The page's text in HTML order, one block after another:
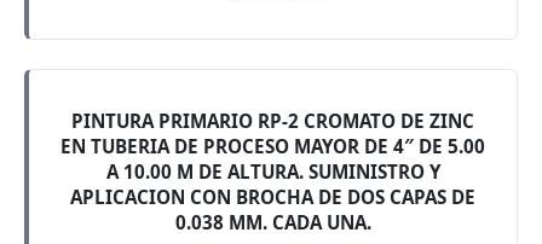
PINTURA PRIMARIO RP-2 CROMATO DE ZINC
EN TUBERIA DE PROCESO MAYOR DE 4″ DE 5.00
A 10.00 M DE ALTURA. SUMINISTRO Y
APLICACION CON BROCHA DE DOS CAPAS DE
0.038 MM. CADA UNA.